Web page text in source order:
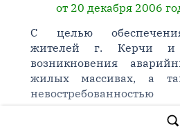
от 20 декабря 2006
С целью
жителей г. Керчи и
возникновения
жилых массивах, а
газоснабжения,